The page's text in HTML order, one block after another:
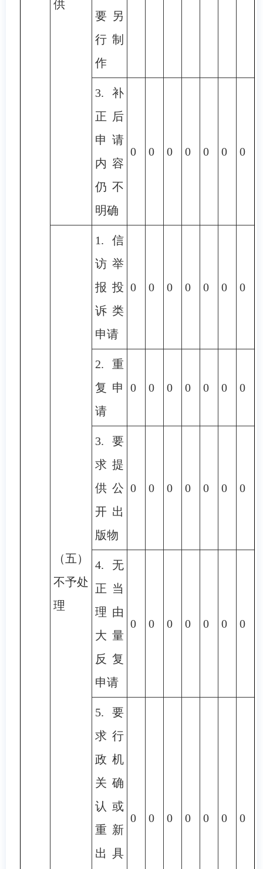
供
要另
行制
作
3.补
正后
申请
内容
仍不
明确
0 0 0 0 0 0 0
（五）
不予处
理
1.信
访举
报投
诉类
申请
0 0 0 0 0 0 0
2.重
复申
请
0 0 0 0 0 0 0
3.要
求提
供公
开出
版物
0 0 0 0 0 0 0
4.无
正当
理由
大量
反复
申请
0 0 0 0 0 0 0
5.要
求行
政机
关确
认或
重新
出具
0 0 0 0 0 0 0